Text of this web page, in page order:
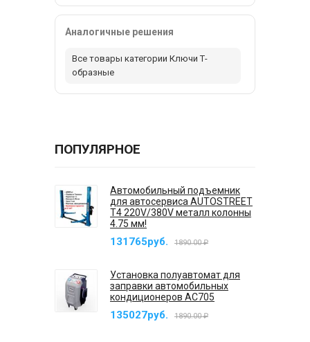
Аналогичные решения
Все товары категории Ключи Т-
образные
ПОПУЛЯРНОЕ
Автомобильный подъемник
для автосервиса AUTOSTREET
T4 220V/380V металл колонны
4.75 мм!
131765руб. 1890.00 ₽
Установка полуавтомат для
заправки автомобильных
кондиционеров AC705
135027руб. 1890.00 ₽